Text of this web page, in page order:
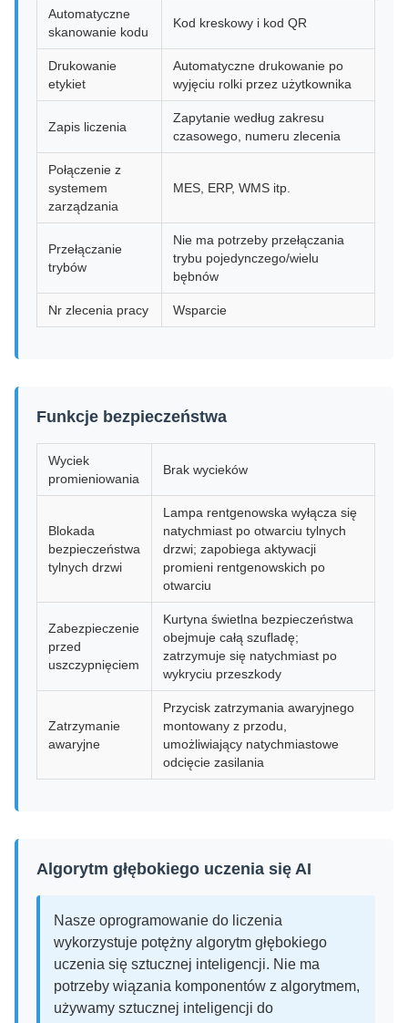
Automatyczne
skanowanie kodu
Kod kreskowy i kod QR
Drukowanie
etykiet
Automatyczne drukowanie po
wyjęciu rolki przez użytkownika
Zapis liczenia
Zapytanie według zakresu
czasowego, numeru zlecenia
Połączenie z
systemem
zarządzania
MES, ERP, WMS itp.
Przełączanie
trybów
Nie ma potrzeby przełączania
trybu pojedynczego/wielu
bębnów
Nr zlecenia pracy Wsparcie
Funkcje bezpieczeństwa
Wyciek
promieniowania
Brak wycieków
Blokada
bezpieczeństwa
tylnych drzwi
Lampa rentgenowska wyłącza się
natychmiast po otwarciu tylnych
drzwi; zapobiega aktywacji
promieni rentgenowskich po
otwarciu
Zabezpieczenie
przed
uszczypnięciem
Kurtyna świetlna bezpieczeństwa
obejmuje całą szufladę;
zatrzymuje się natychmiast po
wykryciu przeszkody
Zatrzymanie
awaryjne
Przycisk zatrzymania awaryjnego
montowany z przodu,
umożliwiający natychmiastowe
odcięcie zasilania
Algorytm głębokiego uczenia się AI
Nasze oprogramowanie do liczenia
wykorzystuje potężny algorytm głębokiego
uczenia się sztucznej inteligencji. Nie ma
potrzeby wiązania komponentów z algorytmem,
używamy sztucznej inteligencji do